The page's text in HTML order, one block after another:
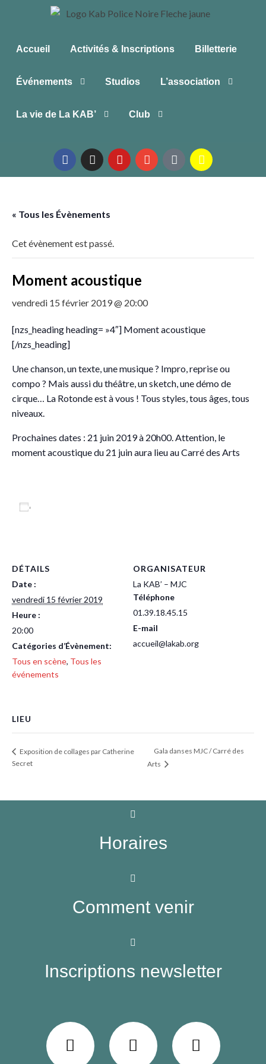
Accueil Activités & Inscriptions Billetterie
Événements Studios L’association
La vie de La KAB’ Club
« Tous les Évènements
Cet évènement est passé.
Moment acoustique
vendredi 15 février 2019 @ 20:00
[nzs_heading heading= »4″] Moment acoustique
[/nzs_heading]
Une chanson, un texte, une musique ? Impro, reprise ou
compo ? Mais aussi du théâtre, un sketch, une démo de
cirque… La Rotonde est à vous ! Tous styles, tous âges, tous
niveaux.
Prochaines dates : 21 juin 2019 à 20h00. Attention, le
moment acoustique du 21 juin aura lieu au Carré des Arts
DÉTAILS
Date :
vendredi 15 février 2019
Heure :
20:00
Catégories d’Évènement:
Tous en scène, Tous les
événements
ORGANISATEUR
La KAB’ – MJC
Téléphone
01.39.18.45.15
E-mail
accueil@lakab.org
LIEU
Exposition de collages par Catherine
Secret
Gala danses MJC / Carré des
Arts
Horaires
Comment venir
Inscriptions newsletter